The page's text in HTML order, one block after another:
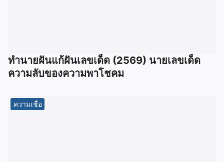
ทํานายฝันแก้ฝันเลขเด็ด (2569) นายเลขเด็ด
ความลับของความพาโชคม
ความเชื่อ